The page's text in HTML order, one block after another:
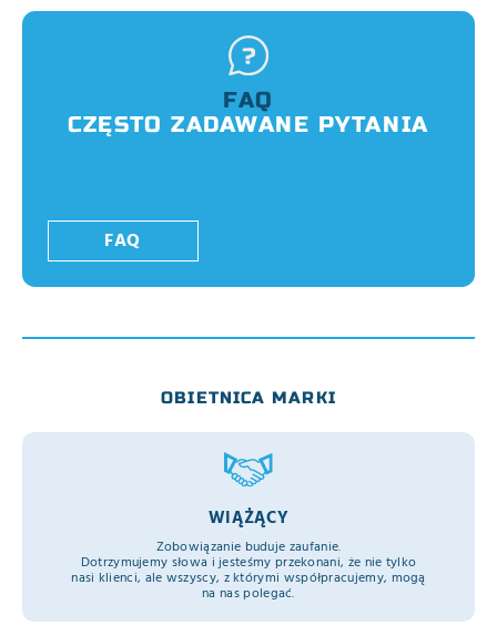
FAQ
CZĘSTO ZADAWANE PYTANIA
FAQ
OBIETNICA MARKI
WIĄŻĄCY
Zobowiązanie buduje zaufanie.
Dotrzymujemy słowa i jesteśmy przekonani, że nie tylko
nasi klienci, ale wszyscy, z którymi współpracujemy, mogą
na nas polegać.